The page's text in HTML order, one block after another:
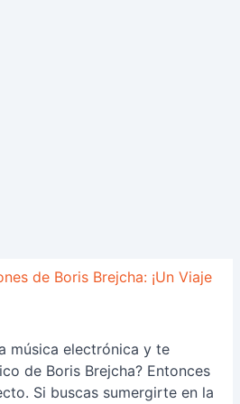
de Boris Brejcha: ¡Un Viaje
música electrónica y te
de Boris Brejcha? Entonces
Si buscas sumergirte en la